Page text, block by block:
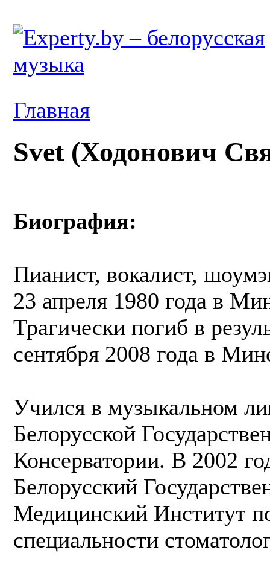
Главная
Svet (Ходонович
Биография:
Пианист, вокалист,
23 апреля 1980 года в
Трагически погиб в
сентября 2008 года в
Учился в музыкальном
Белорусской
Консерватории. В 2002
Белорусский
Медицинский Институт
специальности